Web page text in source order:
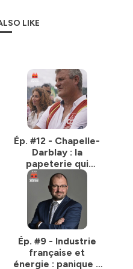
LIKE
Ép. #12 - Chapelle-
Darblay : la
papeterie qui
voulait sauver sa
peau
Ép. #9 - Industrie
française et
énergie : panique à